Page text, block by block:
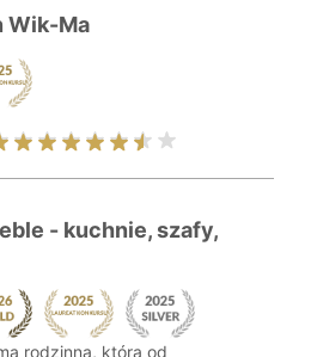
Wik-Ma
- kuchnie, szafy,
rodzinna, która od